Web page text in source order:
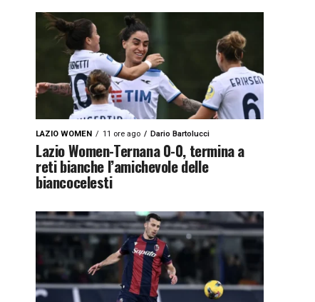
LAZIO WOMEN 11 ore ago Dario Bartolucci
Lazio Women-Ternana 0-0, termina a
reti bianche l’amichevole delle
biancocelesti